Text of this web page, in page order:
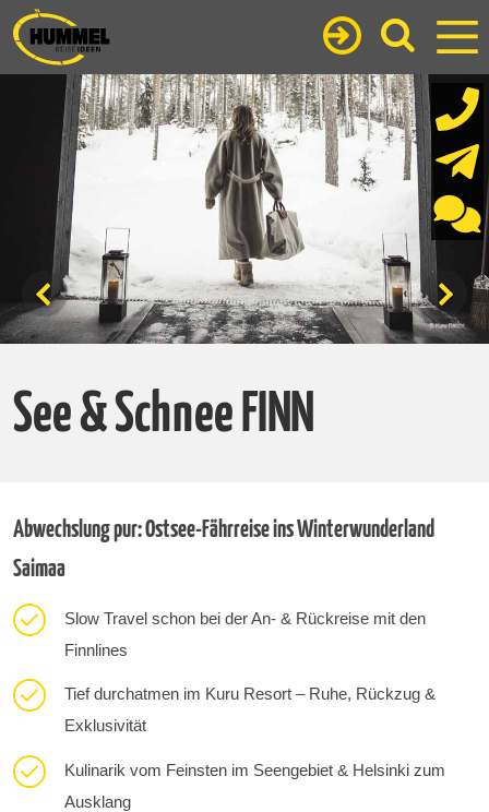
See & Schnee FINN
Abwechslung pur: Ostsee-Fährreise ins Winterwunderland
Saimaa
Slow Travel schon bei der An- & Rückreise mit den
Finnlines
Tief durchatmen im Kuru Resort – Ruhe, Rückzug &
Exklusivität
Kulinarik vom Feinsten im Seengebiet & Helsinki zum
Ausklang